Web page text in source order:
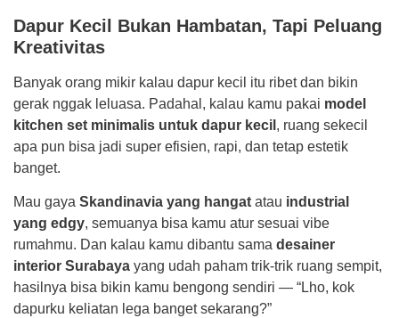
Dapur Kecil Bukan Hambatan, Tapi Peluang
Kreativitas
Banyak orang mikir kalau dapur kecil itu ribet dan bikin
gerak nggak leluasa. Padahal, kalau kamu pakai model
kitchen set minimalis untuk dapur kecil , ruang sekecil
apa pun bisa jadi super efisien, rapi, dan tetap estetik
banget.
Mau gaya Skandinavia yang hangat atau industrial
yang edgy, semuanya bisa kamu atur sesuai vibe
rumahmu. Dan kalau kamu dibantu sama desainer
interior Surabaya yang udah paham trik-trik ruang sempit,
hasilnya bisa bikin kamu bengong sendiri — “Lho, kok
dapurku keliatan lega banget sekarang?”